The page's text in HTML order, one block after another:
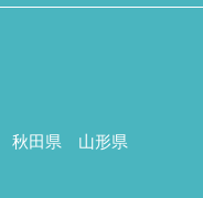
秋田県
山形県